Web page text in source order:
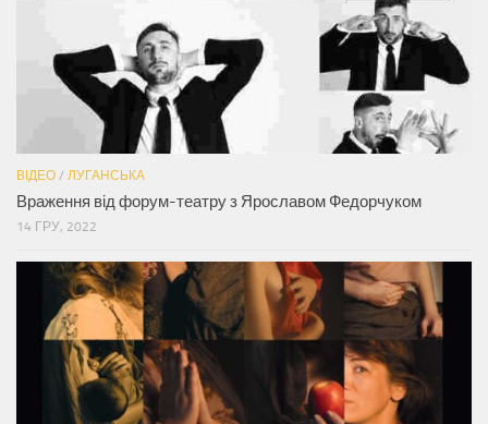
ВІДЕО / ЛУГАНСЬКА
Враження від форум-театру з Ярославом Федорчуком
14 ГРУ, 2022